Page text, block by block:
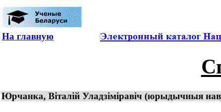
На главную
Юрчанка, Віталій Уладзіміравіч (юрыдычныя